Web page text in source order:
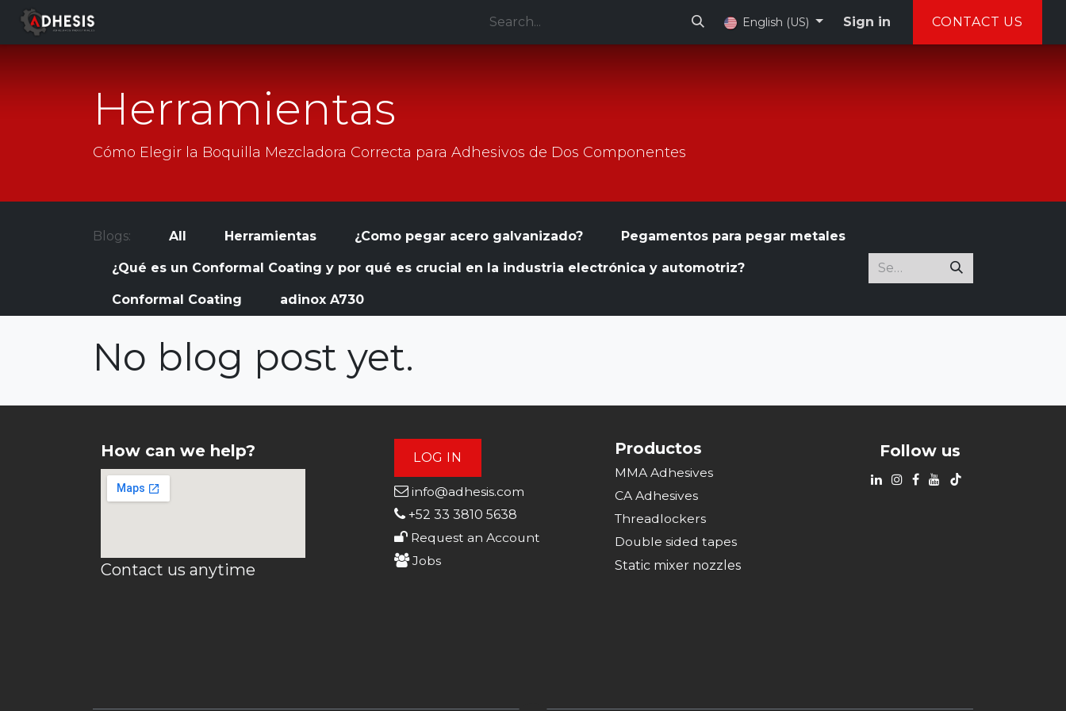
SKIP TO CONTENT
Technical support English (US) Sign in CONTACT US
Herramientas
Cómo Elegir la Boquilla Mezcladora Correcta para Adhesivos de Dos Componentes
Blogs: All Herramientas ¿Como pegar acero galvanizado? Pegamentos para pegar metales
¿Qué es un Conformal Coating y por qué es crucial en la industria electrónica y automotriz?
Conformal Coating adinox A730
No blog post yet.
How can we help?
Contact us anytime
Follow us
Productos
MMA Adhesives
CA Adhesives
Threadlockers
Double sided tapes
Static mixer nozzles
LOG IN
info@adhesis.com
+52 33 3810 5638
Request an Account
Jobs